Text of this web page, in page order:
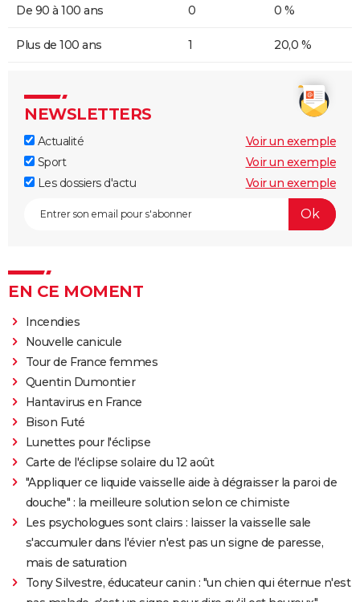
De 90 à 100 ans 0 0 %
Plus de 100 ans 1 20,0 %
NEWSLETTERS
Actualité
Voir un exemple
Sport
Voir un exemple
Les dossiers d'actu
Voir un exemple
EN CE MOMENT
Incendies
Nouvelle canicule
Tour de France femmes
Quentin Dumontier
Hantavirus en France
Bison Futé
Lunettes pour l'éclipse
Carte de l'éclipse solaire du 12 août
"Appliquer ce liquide vaisselle aide à dégraisser la paroi de
douche" : la meilleure solution selon ce chimiste
Les psychologues sont clairs : laisser la vaisselle sale
s'accumuler dans l'évier n'est pas un signe de paresse,
mais de saturation
Tony Silvestre, éducateur canin : "un chien qui éternue n'est